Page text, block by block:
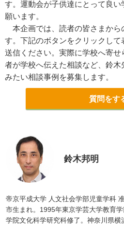
す。運動会が子供達にとって良
願います。
本企画では、読者の皆さまから
す。下記のボタンをクリックして
送信ください。実際に学校へ寄
者が学校へ伝えた相談など、鈴木
みたい相談事例を募集します。
質問をす
鈴木邦明
帝京平成大学 人文社会学部児童学科
市生まれ。1995年東京学芸大学教育
学院文化科学研究科修了。神奈川県